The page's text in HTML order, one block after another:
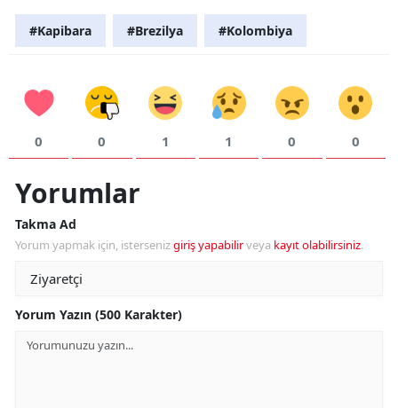
#Kapibara #Brezilya #Kolombiya
0 0 1 1 0 0
Yorumlar
Takma Ad
Yorum yapmak için, istersenizgiriş yapabilirveya kayıt olabilirsiniz.
Yorum Yazın (500 Karakter)